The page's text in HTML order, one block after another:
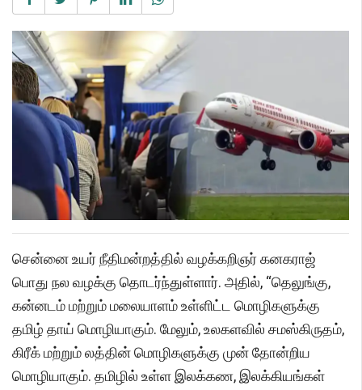
சென்னை உயர் நீதிமன்றத்தில் வழக்கறிஞர் கனகராஜ்
பொது நல வழக்கு தொடர்ந்துள்ளார். அதில், “தெலுங்கு,
கன்னடம் மற்றும் மலையாளம் உள்ளிட்ட மொழிகளுக்கு
தமிழ் தாய் மொழியாகும். மேலும், உலகளவில் சமஸ்கிருதம்,
கிரீக் மற்றும் லத்தின் மொழிகளுக்கு முன் தோன்றிய
மொழியாகும். தமிழில் உள்ள இலக்கண, இலக்கியங்கள்